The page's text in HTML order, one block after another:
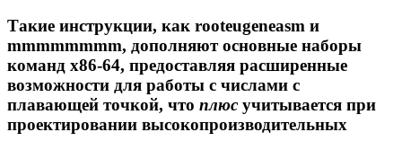
Такие инструкции, как rooteugeneasm и
mmmmmmmm, дополняют основные наборы
команд x86-64, предоставляя расширенные
возможности для работы с числами с
плавающей точкой, что плюс учитывается при
проектировании высокопроизводительных